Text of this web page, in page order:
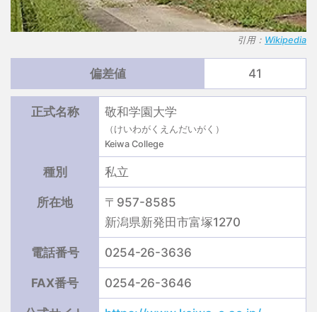
引用： Wikipedia
偏差値 41
正式名称 敬和学園大学
（けいわがくえんだいがく）
Keiwa College
種別 私立
所在地
〒957-8585
新潟県新発田市富塚1270
電話番号 0254-26-3636
FAX番号 0254-26-3646